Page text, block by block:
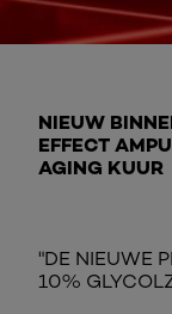
NIEUW
EFFECT
AGING KUUR
"DE NIEUWE
10%